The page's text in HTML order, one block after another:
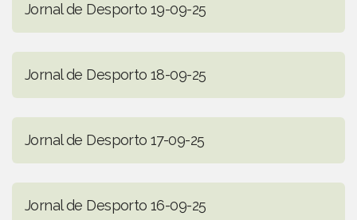
Jornal de Desporto 19-09-25
Jornal de Desporto 18-09-25
Jornal de Desporto 17-09-25
Jornal de Desporto 16-09-25